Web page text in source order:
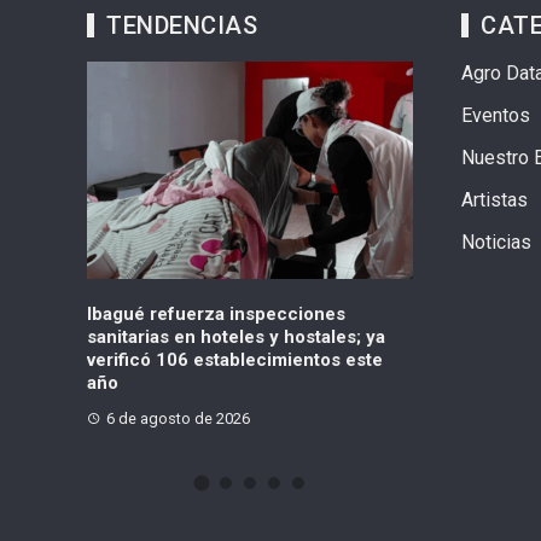
TENDENCIAS
hostales; ya
este
«No existe un contrato para la obra
definitiva»: concejal lanzó
advertencia sobre el Multicampus
Agro
Eventos
Nuestro
Artistas
Noticias